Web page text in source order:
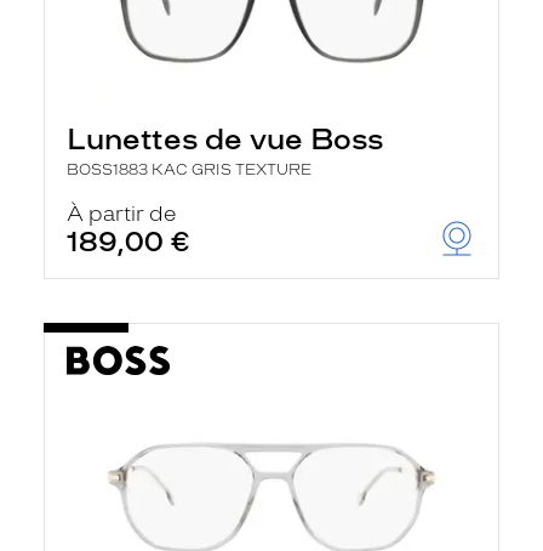
Lunettes de vue Boss
BOSS1883 KAC GRIS TEXTURE
À partir de
189,00 €